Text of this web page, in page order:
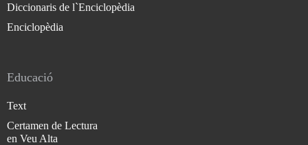
Diccionaris de l`Enciclopèdia
Enciclopèdia
Educació
Text
Certamen de Lectura
en Veu Alta